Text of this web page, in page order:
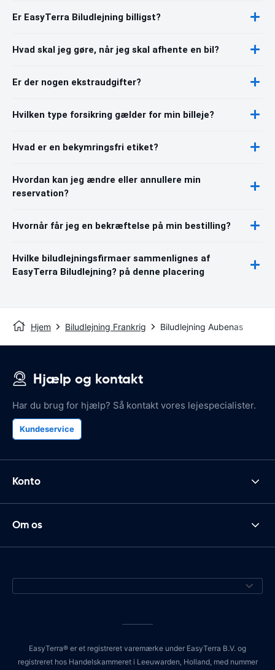
Er EasyTerra Biludlejning billigst?
Hvad skal jeg gøre, når jeg skal afhente en bil?
Er der nogen ekstraudgifter?
Hvilken type forsikring gælder for min billeje?
Hvad er en bekymringsfri etiket?
Hvordan kan jeg ændre eller annullere min
reservation?
Hvornår får jeg en bekræftelse på min bestilling?
Hvilke biludlejningsfirmaer sammenlignes af
EasyTerra Biludlejning? på denne placering
Hjem Biludlejning Frankrig Biludlejning Aubenas
Hjælp og kontakt
Har du brug for hjælp? Så kontakt vores lejespecialister.
Kundeservice
Konto
Om os
EasyTerra® er et registreret varemærke under EasyTerra B.V. og
registreret hos Handelskammeret i Leeuwarden, Holland, med nummer